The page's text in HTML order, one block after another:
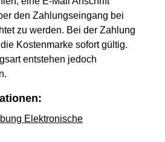
den Zahlungseingang bei
zu werden. Bei der Zahlung
Kostenmarke sofort gültig.
entstehen jedoch
Elektronische